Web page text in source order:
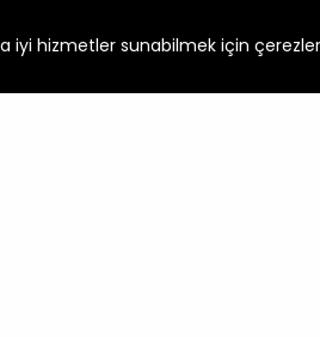
Köpek Maması
iyi hizmetler sunabilmek için